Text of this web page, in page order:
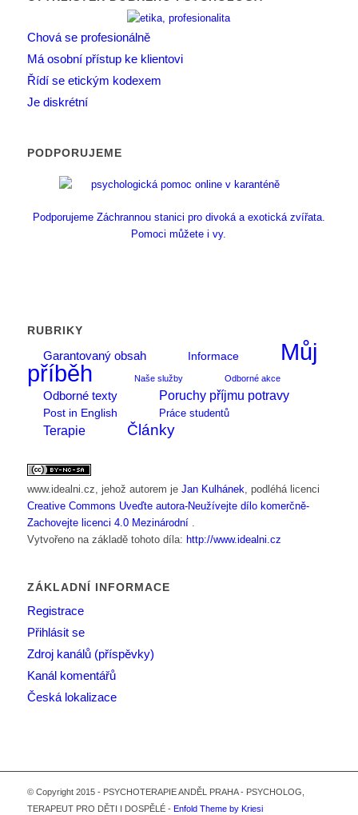
Chová se profesionálně
Má osobní přístup ke klientovi
Řídí se etickým kodexem
Je diskrétní
PODPORUJEME
Podporujeme Záchrannou stanici pro divoká a exotická zvířata.
Pomoci můžete i vy.
RUBRIKY
Garantovaný obsah
Informace
Můj
příběh
Naše služby Odborné akce
Odborné texty Poruchy příjmu potravy
Post in English Práce studentů
Terapie Články
www.idealni.cz , jehož autorem je Jan Kulhánek , podléhá licenci
Creative Commons Uveďte autora-Neužívejte dílo komerčně-
Zachovejte licenci 4.0 Mezinárodní
Vytvořeno na základě tohoto díla: http://www.idealni.cz
ZÁKLADNÍ INFORMACE
Registrace
Přihlásit se
Zdroj kanálů (příspěvky)
Kanál komentářů
Česká lokalizace
© Copyright 2015 - PSYCHOTERAPIE ANDĚL PRAHA - PSYCHOLOG,
TERAPEUT PRO DĚTI I DOSPĚLÉ - Enfold Theme by Kriesi